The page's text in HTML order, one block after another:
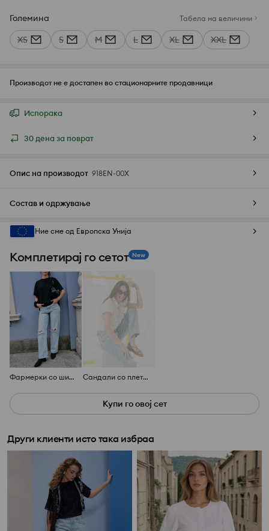
Големина Табела на величини
XS S M L XL XXL
Производот не е достапен во стационарните продавници
Испорака
30 дена за поврат
Опис на производот 918EN-00X
Состав и одржување
Ние сме од Европска Унија
Комплетирај го сетот New
Фармерки со широка ногавица Сандали со плетени ленти
Купи го овој сет
Други клиенти исто така избраа